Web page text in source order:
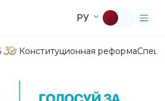
РУ
Конституционная реформа